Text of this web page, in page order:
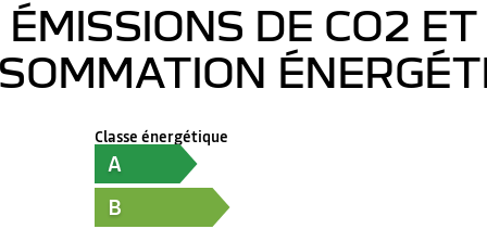
ÉMISSIONS DE CO2 ET
Classe énergétique
A
B